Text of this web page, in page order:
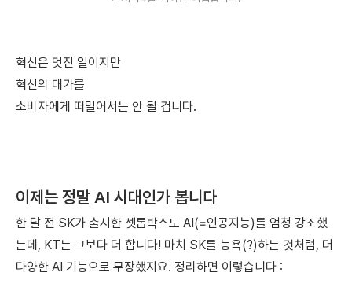
혁신은 멋진 일이지만
혁신의 대가를
소비자에게 떠밀어서는 안 될 겁니다.
이제는 정말 AI 시대인가 봅니다
한 달 전 SK가 출시한 셋톱박스도 AI(=인공지능)를 엄청 강조했
는데, KT는 그보다 더 합니다! 마치 SK를 능욕(?)하는 것처럼, 더
다양한 AI 기능으로 무장했지요. 정리하면 이렇습니다 :